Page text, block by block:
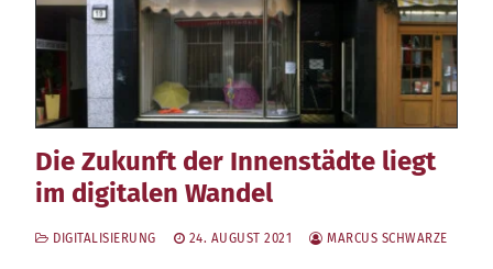
Die Zukunft der Innenstädte liegt
im digitalen Wandel
DIGITALISIERUNG 24. AUGUST 2021 MARCUS SCHWARZE